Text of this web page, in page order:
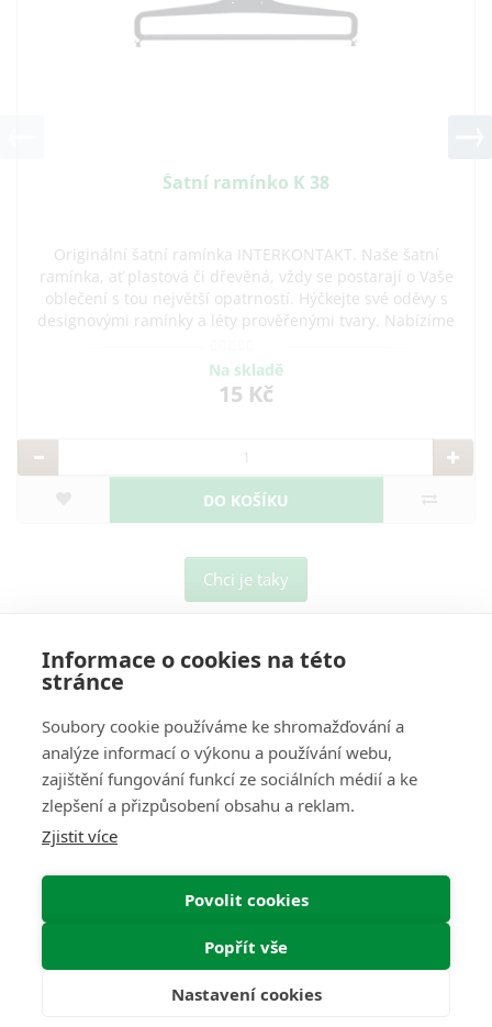
Informace o cookies na této
stránce
Soubory cookie používáme ke shromažďování a
analýze informací o výkonu a používání webu,
zajištění fungování funkcí ze sociálních médií a ke
zlepšení a přizpůsobení obsahu a reklam.
Zjistit více
Povolit cookies
Popřít vše
Nastavení cookies
Šatní ramínko K 38
Originální šatní ramínka INTERKONTAKT. Naše šatní
ramínka, ať plastová či dřevěná, vždy se postarají o Vaše
oblečení s tou největší opatrností. Hýčkejte své oděvy s
designovými ramínky a léty prověřenými tvary. Nabízíme
Na skladě
15 Kč
DO KOŠÍKU
Chci je taky
O Nás
Pro Zákazníky
NetGate.cz
Interkontakt.store © 2026